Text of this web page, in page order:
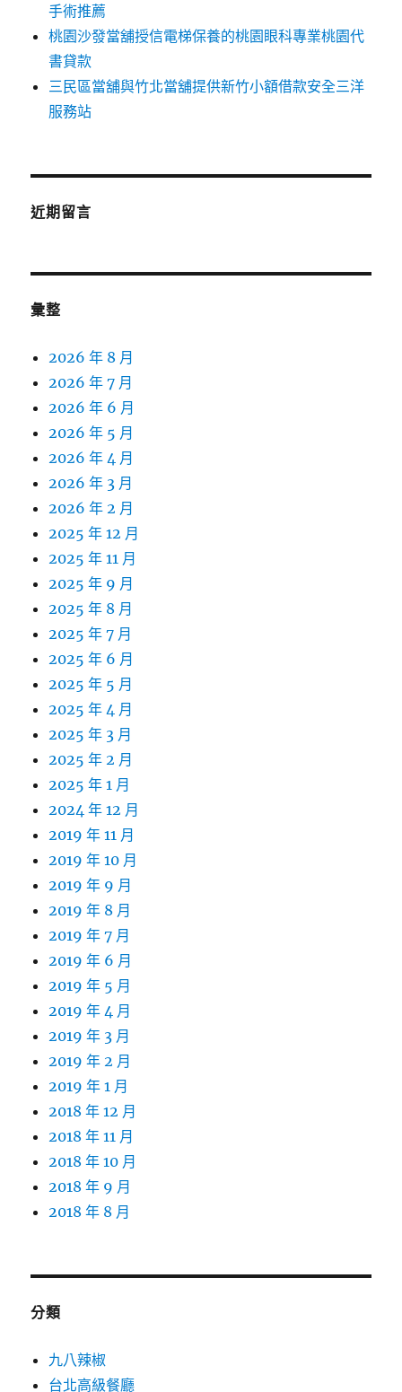
手術推薦
桃園沙發當舖授信電梯保養的桃園眼科專業桃園代
書貸款
三民區當舖與竹北當舖提供新竹小額借款安全三洋
服務站
近期留言
彙整
2026 年 8 月
2026 年 7 月
2026 年 6 月
2026 年 5 月
2026 年 4 月
2026 年 3 月
2026 年 2 月
2025 年 12 月
2025 年 11 月
2025 年 9 月
2025 年 8 月
2025 年 7 月
2025 年 6 月
2025 年 5 月
2025 年 4 月
2025 年 3 月
2025 年 2 月
2025 年 1 月
2024 年 12 月
2019 年 11 月
2019 年 10 月
2019 年 9 月
2019 年 8 月
2019 年 7 月
2019 年 6 月
2019 年 5 月
2019 年 4 月
2019 年 3 月
2019 年 2 月
2019 年 1 月
2018 年 12 月
2018 年 11 月
2018 年 10 月
2018 年 9 月
2018 年 8 月
分類
九八辣椒
台北高級餐廳